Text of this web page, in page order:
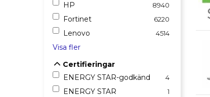
HP
8940
Fortinet 6220
Lenovo 4514
Visa fler
Certifieringar
Certifieringar
ENERGY STAR-godkänd
4
ENERGY STAR 1